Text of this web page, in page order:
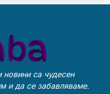
съвременен дизайн
новини са чудесен
и да се забавляваме.
с глобалното
ТЕХНОЛОГИИ
мозък –
сложност и